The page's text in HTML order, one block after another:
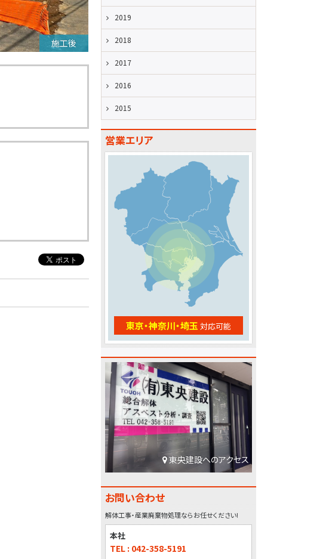
施工後
2019
2018
2017
2016
2015
営業エリア
東京・神奈川・埼玉 対応可能
東央建設へのアクセス
お問い合わせ
解体工事・産業廃棄物処理ならお任せください!
本社
TEL : 042-358-5191